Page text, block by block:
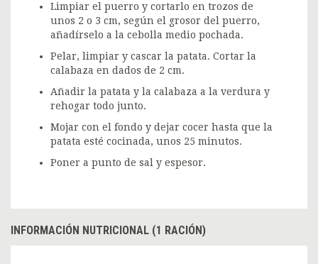
Limpiar el puerro y cortarlo en trozos de
unos 2 o 3 cm, según el grosor del puerro,
añadírselo a la cebolla medio pochada.
Pelar, limpiar y cascar la patata. Cortar la
calabaza en dados de 2 cm.
Añadir la patata y la calabaza a la verdura y
rehogar todo junto.
Mojar con el fondo y dejar cocer hasta que la
patata esté cocinada, unos 25 minutos.
Poner a punto de sal y espesor.
INFORMACIÓN NUTRICIONAL (1 RACIÓN)